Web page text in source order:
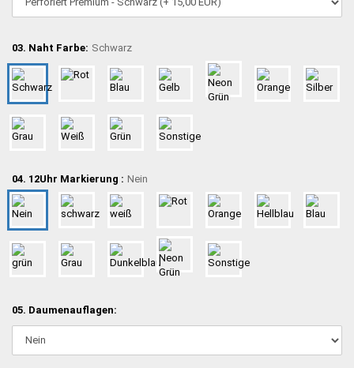
03. Naht Farbe: Schwarz
04. 12Uhr Markierung : Nein
05. Daumenauflagen: